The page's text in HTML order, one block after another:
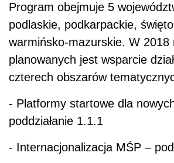
Program obejmuje 5
podlaskie, podkarpackie,
warmińsko-mazurskie. W 2018
planowanych jest wsparcie
czterech obszarów
- Platformy startowe dla
poddziałanie 1.1.1
- Internacjonalizacja MŚP –